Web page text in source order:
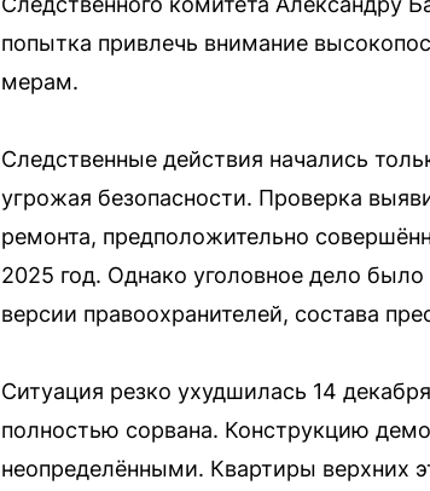
попытка привлечь внимание
мерам.
Следственные действия начались
угрожая безопасности. Проверка
ремонта, предположительно
2025 год. Однако уголовное дело
версии правоохранителей, состава
Ситуация резко ухудшилась 14
полностью сорвана. Конструкцию
неопределёнными. Квартиры верхних